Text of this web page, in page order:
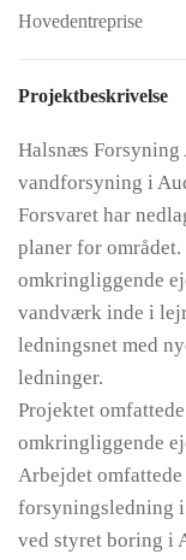
Hovedentreprise
Projektbeskrivelse
Halsnæs Forsyning
vandforsyning i
Forsvaret har
planer for
omkringliggende
vandværk inde i
ledningsnet med
ledninger.
Projektet
omkringliggende
Arbejdet
forsyningsledning
ved styret boring i